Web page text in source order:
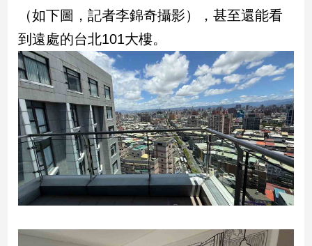
尚
追
星
生
活
建
築/
室
內
計
（如下圖，記者李錦奇攝影），甚至還能看
到遠處的台北101大樓。